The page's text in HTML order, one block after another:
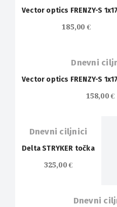
Vector optics FRENZY-S
185,00€
Dnevni
Vector optics FRENZY-S
158,00€
Dnevni ciljnici
Delta STRYKER točka
325,00€
Dnevni